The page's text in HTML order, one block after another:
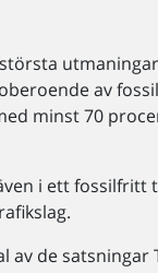
av
minst 70
i ett fossilfritt
av de satsningar